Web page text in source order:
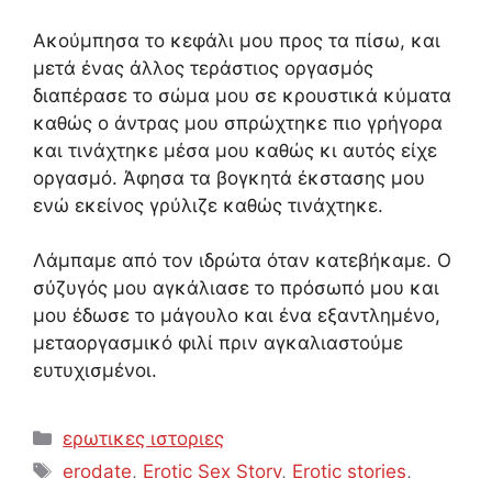
Ακούμπησα το κεφάλι μου προς τα πίσω, και
μετά ένας άλλος τεράστιος οργασμός
διαπέρασε το σώμα μου σε κρουστικά κύματα
καθώς ο άντρας μου σπρώχτηκε πιο γρήγορα
και τινάχτηκε μέσα μου καθώς κι αυτός είχε
οργασμό. Άφησα τα βογκητά έκστασης μου
ενώ εκείνος γρύλιζε καθώς τινάχτηκε.
Λάμπαμε από τον ιδρώτα όταν κατεβήκαμε. Ο
σύζυγός μου αγκάλιασε το πρόσωπό μου και
μου έδωσε το μάγουλο και ένα εξαντλημένο,
μεταοργασμικό φιλί πριν αγκαλιαστούμε
ευτυχισμένοι.
Categories
ερωτικες ιστοριες
Tags
erodate, Erotic Sex Story, Erotic stories,